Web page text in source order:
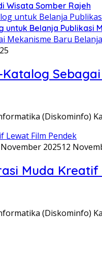
Wisata Somber Rajeh
untuk Belanja Publikasi
(Diskominfo)
202512
Muda
(Diskominfo)